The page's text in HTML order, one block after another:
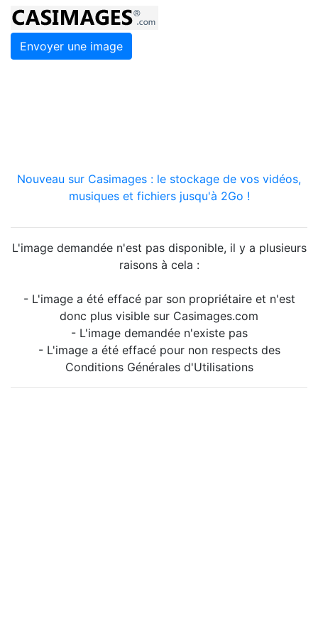
Envoyer une image
Nouveau sur Casimages : le stockage de vos vidéos,
musiques et fichiers jusqu'à 2Go !
L'image demandée n'est pas disponible, il y a plusieurs
raisons à cela :
- L'image a été effacé par son propriétaire et n'est
donc plus visible sur Casimages.com
- L'image demandée n'existe pas
- L'image a été effacé pour non respects des
Conditions Générales d'Utilisations